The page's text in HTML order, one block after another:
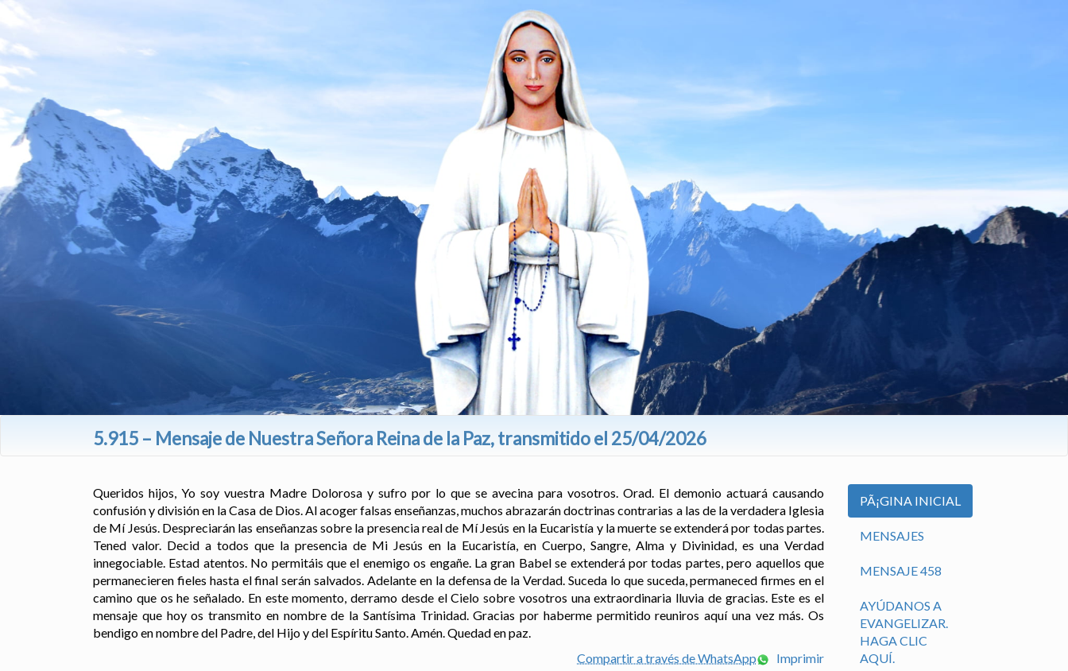
5.915 – Mensaje de Nuestra Señora Reina de la Paz, transmitido el 25/04/2026
Queridos hijos, Yo soy vuestra Madre Dolorosa y sufro por lo que se avecina para vosotros. Orad. El demonio actuará causando
confusión y división en la Casa de Dios. Al acoger falsas enseñanzas, muchos abrazarán doctrinas contrarias a las de la verdadera Iglesia
de Mí Jesús. Despreciarán las enseñanzas sobre la presencia real de Mí Jesús en la Eucaristía y la muerte se extenderá por todas partes.
Tened valor. Decid a todos que la presencia de Mi Jesús en la Eucaristía, en Cuerpo, Sangre, Alma y Divinidad, es una Verdad
innegociable. Estad atentos. No permitáis que el enemigo os engañe. La gran Babel se extenderá por todas partes, pero aquellos que
permanecieren fieles hasta el final serán salvados. Adelante en la defensa de la Verdad. Suceda lo que suceda, permaneced firmes en el
camino que os he señalado. En este momento, derramo desde el Cielo sobre vosotros una extraordinaria lluvia de gracias. Este es el
mensaje que hoy os transmito en nombre de la Santísima Trinidad. Gracias por haberme permitido reuniros aquí una vez más. Os
bendigo en nombre del Padre, del Hijo y del Espíritu Santo. Amén. Quedad en paz.
Compartir a través de WhatsApp
Imprimir
PÃ¡GINA INICIAL
MENSAJES
MENSAJE 458
AYÚDANOS A
EVANGELIZAR.
HAGA CLIC
AQUÍ.